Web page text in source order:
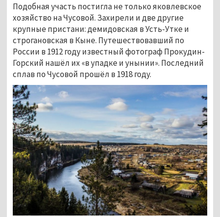
Подобная участь постигла не только яковлевское
хозяйство на Чусовой. Захирели и две другие
крупные пристани: демидовская в Усть-Утке и
строгановская в Кыне. Путешествовавший по
России в 1912 году известный фотограф Прокудин-
Горский нашёл их «в упадке и унынии». Последний
сплав по Чусовой прошёл в 1918 году.